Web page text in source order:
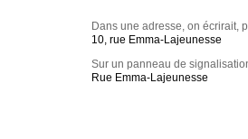
Dans une adresse, on écrirait,
10, rue Emma-Lajeunesse
Sur un panneau de
Rue Emma-Lajeunesse